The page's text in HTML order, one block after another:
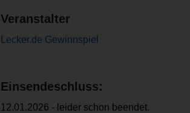
Veranstalter
Lecker.de Gewinnspiel
Einsendeschluss:
12.01.2026 - leider schon beendet.